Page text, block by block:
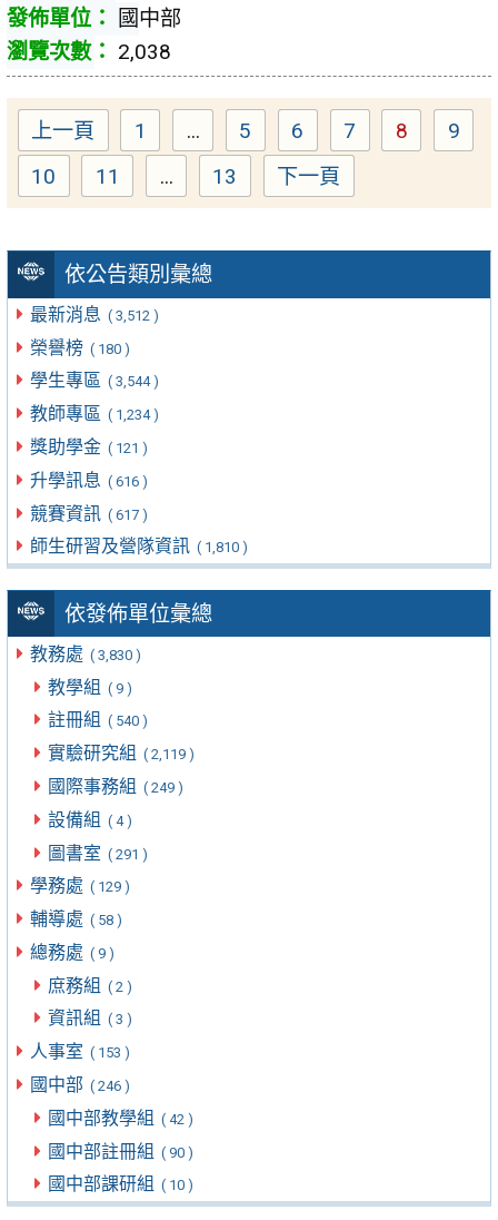
依公告類別彙總
最新消息 ( 3,512 )
榮譽榜 ( 180 )
學生專區 ( 3,544 )
教師專區 ( 1,234 )
獎助學金 ( 121 )
升學訊息 ( 616 )
競賽資訊 ( 617 )
師生研習及營隊資訊 ( 1,810 )
依發佈單位彙總
教務處 ( 3,830 )
教學組 ( 9 )
註冊組 ( 540 )
實驗研究組 ( 2,119 )
國際事務組 ( 249 )
設備組 ( 4 )
圖書室 ( 291 )
學務處 ( 129 )
輔導處 ( 58 )
總務處 ( 9 )
庶務組 ( 2 )
資訊組 ( 3 )
人事室 ( 153 )
國中部 ( 246 )
國中部教學組 ( 42 )
國中部註冊組 ( 90 )
國中部課研組 ( 10 )
國中部
2,038
上一頁 Page
1 ... Page
5 Page
6 Page
7 Page
8 9
Page
10 Page
11 ... Page
13 下一頁